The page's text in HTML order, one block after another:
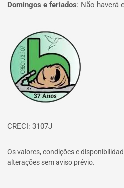
Domingos e feriados: Não haverá
Página inicial
CRECI: 3107J
Os valores, condições e
alterações sem aviso prévio.